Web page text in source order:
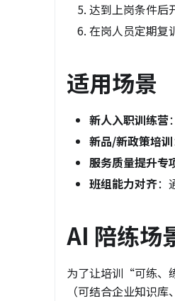
达到上岗条件后
在岗人员定期复
适用场景
新人入职训练营
新品/新政策培训
服务质量提升专
班组能力对齐：
AI 陪练场
为了让培训“可练、
（可结合企业知识